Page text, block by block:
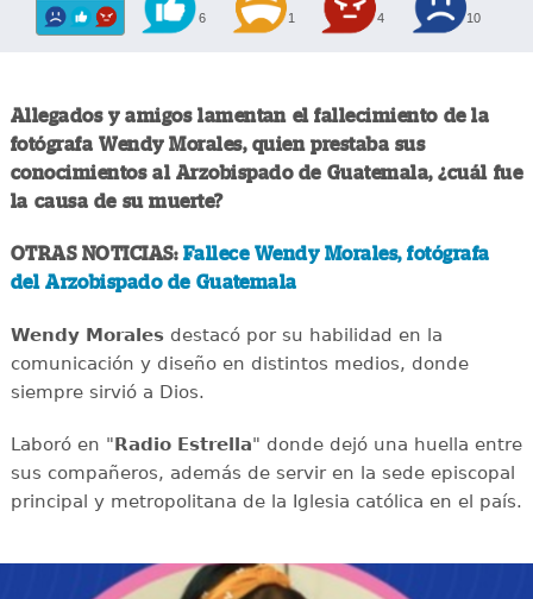
6 1 4 10
Allegados y amigos lamentan el fallecimiento de la
fotógrafa Wendy Morales, quien prestaba sus
conocimientos al Arzobispado de Guatemala, ¿cuál fue
la causa de su muerte?
OTRAS NOTICIAS: Fallece Wendy Morales, fotógrafa
del Arzobispado de Guatemala
Wendy Moralesdestacó por su habilidad en la
comunicación y diseño en distintos medios, donde
siempre sirvió a Dios.
Laboró en "Radio Estrella" donde dejó una huella entre
sus compañeros, además de servir en la sede episcopal
principal y metropolitana de la Iglesia católica en el país.